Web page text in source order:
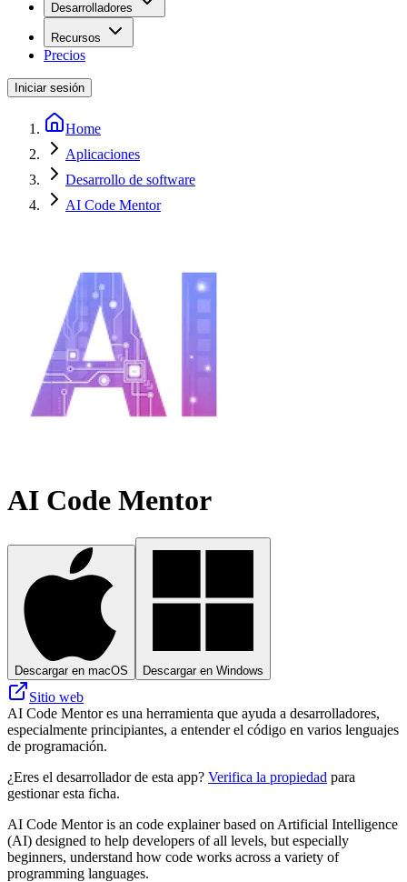
Desarrolladores
Recursos
Precios
Iniciar sesión
Home
Aplicaciones
Desarrollo de software
AI Code Mentor
AI Code Mentor
Descargar en macOS Descargar en Windows
Sitio web
AI Code Mentor es una herramienta que ayuda a desarrolladores,
especialmente principiantes, a entender el código en varios lenguajes
de programación.
¿Eres el desarrollador de esta app? Verifica la propiedad para
gestionar esta ficha.
AI Code Mentor is an code explainer based on Artificial Intelligence
(AI) designed to help developers of all levels, but especially
beginners, understand how code works across a variety of
programming languages.